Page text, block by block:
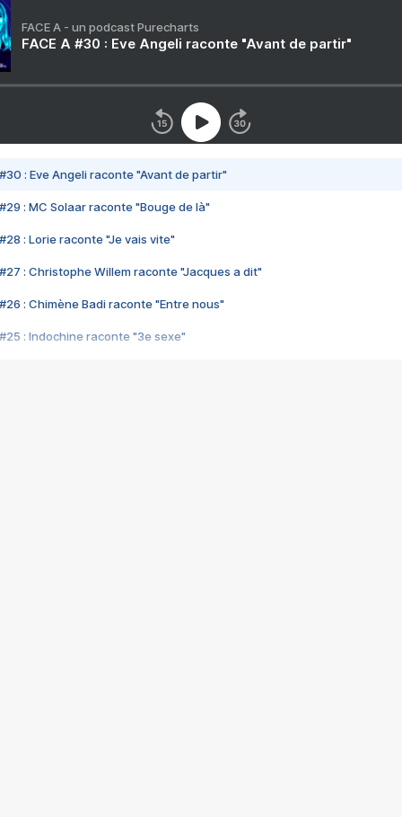
FACE A - un podcast Purecharts
FACE A #30 : Eve Angeli raconte "Avant de partir"
#30 : Eve Angeli raconte "Avant de partir"
#29 : MC Solaar raconte "Bouge de là"
#28 : Lorie raconte "Je vais vite"
#27 : Christophe Willem raconte "Jacques a dit"
#26 : Chimène Badi raconte "Entre nous"
#25 : Indochine raconte "3e sexe"